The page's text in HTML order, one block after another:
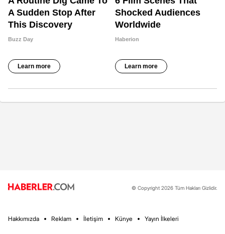
© Copyright 2026 Tüm Hakları Gizlidir.
Hakkımızda Reklam İletişim Künye Yayın İlkeleri